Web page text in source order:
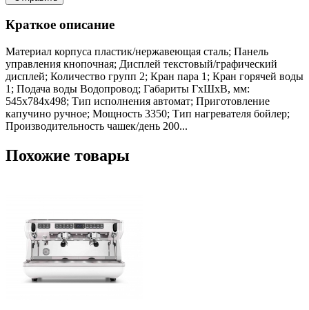
Краткое описание
Материал корпуса пластик/нержавеющая сталь; Панель
управления кнопочная; Дисплей текстовый/графический
дисплей; Количество групп 2; Кран пара 1; Кран горячей воды
1; Подача воды Водопровод; Габариты ГхШхВ, мм:
545х784х498; Тип исполнения автомат; Приготовление
капучино ручное; Мощность 3350; Тип нагревателя бойлер;
Производительность чашек/день 200...
Похожие товары